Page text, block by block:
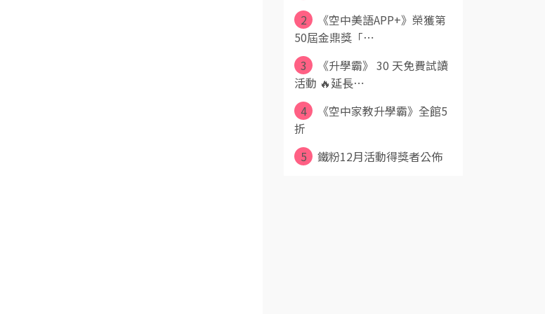
2
《空中美語APP+》榮獲第
50屆金鼎獎「⋯
3
《升學霸》 30 天免費試讀
活動 🔥延長⋯
4
《空中家教升學霸》全館5
折
5
鐵粉12月活動得獎者公佈